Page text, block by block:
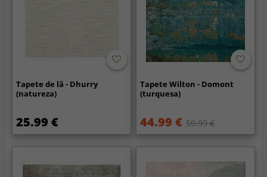
Tapete de lã - Dhurry
(natureza)
25.99 €
Tapete Wilton - Domont
(turquesa)
44.99 € 59.99 €